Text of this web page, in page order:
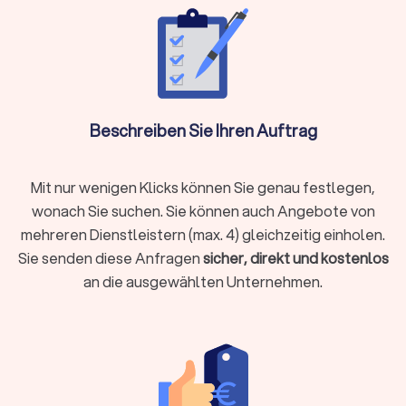
Unternehmensberatung & Finanzierung
Der Finanzberater für Versicherungen weiß durch die
Schilderung Ihrer Lebens- und Finanzsituation die besten
Tierhalterhaftpflicht: Bei einem unabhängigen
Versicherungsberater in Neckartenzlingen sind Sie in den
Baufinanzierung, Hypotheken & Immobilien
Experten für die Baufinanzierung
Hypotheken und Immobilien allgemein helfen Ihnen, das
Beste aus Ihrer Immobiliensituation herauszuholen.
Beschreiben Sie Ihren Auftrag
Mit nur wenigen Klicks können Sie genau festlegen,
wonach Sie suchen. Sie können auch Angebote von
mehreren Dienstleistern (max. 4) gleichzeitig einholen.
Sie senden diese Anfragensicher, direkt und kostenlos
an die ausgewählten Unternehmen.